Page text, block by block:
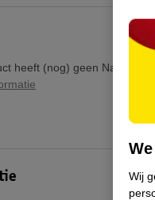
heeft (nog) geen Nature
Wij